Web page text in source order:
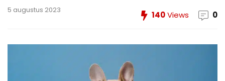
5 augustus 2023 140Views 0